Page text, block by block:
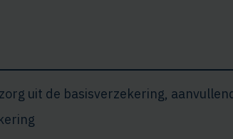
uit de basisverzekering,